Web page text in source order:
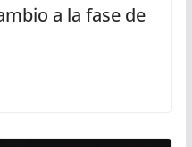
a la fase de